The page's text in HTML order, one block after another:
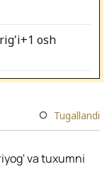
osh
Tugallandi
va tuxumni